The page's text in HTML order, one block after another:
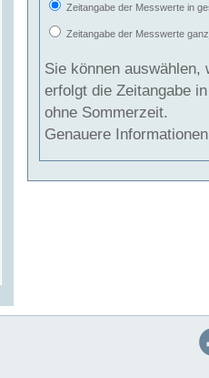
Zeitangabe der Messwerte in
Zeitangabe der Messwerte
Sie können auswählen,
erfolgt die Zeitangabe
ohne Sommerzeit.
Genauere